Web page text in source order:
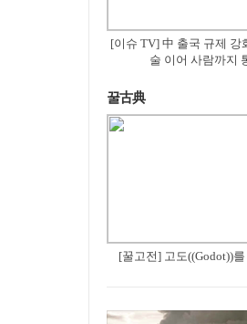
[이슈 TV] 中 출국 규제 강
술 이어 사람까지
꿀古典
[꿀고전] 고도((Godot))